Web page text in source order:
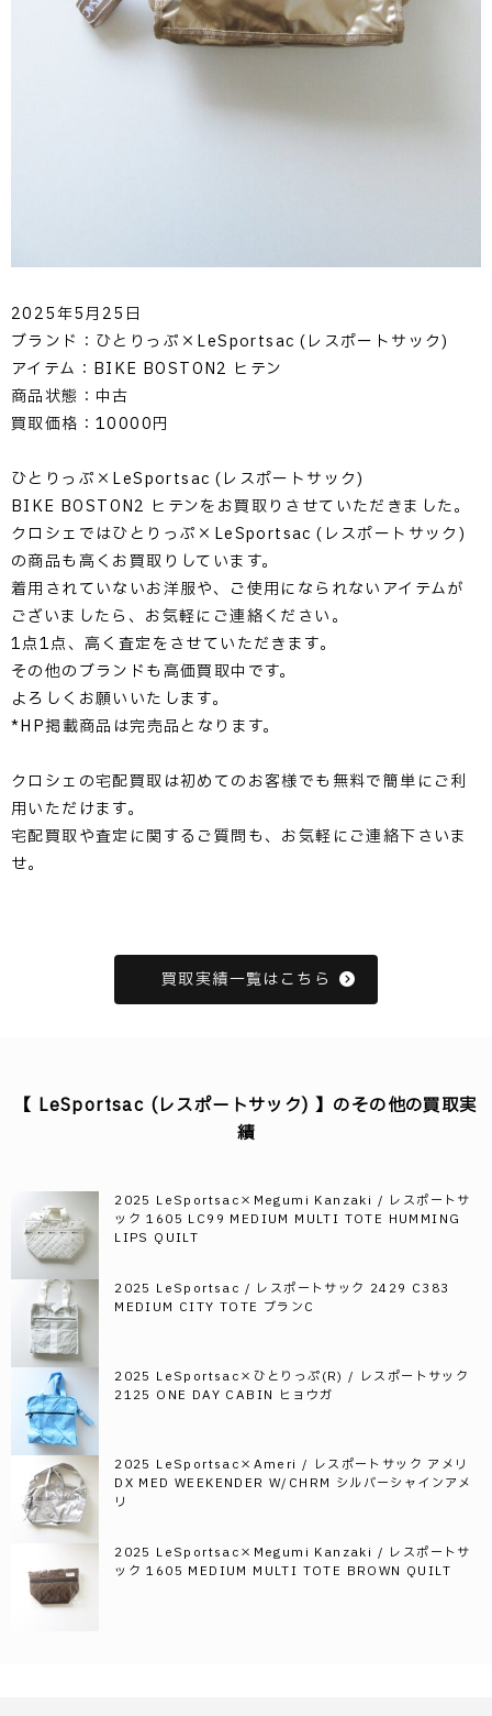
2025年5月25日
ブランド：ひとりっぷ×LeSportsac (レスポートサック)
アイテム：BIKE BOSTON2 ヒテン
商品状態：中古
買取価格：10000円
ひとりっぷ×LeSportsac (レスポートサック)
BIKE BOSTON2 ヒテンをお買取りさせていただきました。
クロシェではひとりっぷ×LeSportsac (レスポートサック)
の商品も高くお買取りしています。
着用されていないお洋服や、ご使用になられないアイテムが
ございましたら、お気軽にご連絡ください。
1点1点、高く査定をさせていただきます。
その他のブランドも高価買取中です。
よろしくお願いいたします。
*HP掲載商品は完売品となります。
クロシェの宅配買取は初めてのお客様でも無料で簡単にご利
用いただけます。
宅配買取や査定に関するご質問も、お気軽にご連絡下さいま
せ。
買取実績一覧はこちら
【 LeSportsac (レスポートサック) 】のその他の買取実
績
2025 LeSportsac×Megumi Kanzaki / レスポートサ
ック 1605 LC99 MEDIUM MULTI TOTE HUMMING
LIPS QUILT
2025 LeSportsac / レスポートサック 2429 C383
MEDIUM CITY TOTE ブランC
2025 LeSportsac×ひとりっぷ(R) / レスポートサック
2125 ONE DAY CABIN ヒョウガ
2025 LeSportsac×Ameri / レスポートサック アメリ
DX MED WEEKENDER W/CHRM シルバーシャインアメ
リ
2025 LeSportsac×Megumi Kanzaki / レスポートサ
ック 1605 MEDIUM MULTI TOTE BROWN QUILT